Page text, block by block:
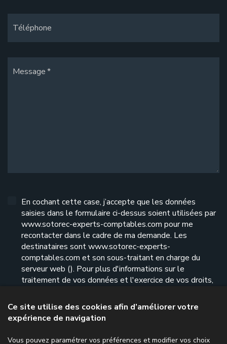
Téléphone
Message
En cochant cette case, j’accepte que les données
saisies dans le formulaire ci-dessus soient utilisées par
www.sotorec-experts-comptables.com pour me
recontacter dans le cadre de ma demande. Les
destinataires sont www.sotorec-experts-
comptables.com et son sous-traitant en charge du
serveur web (). Pour plus d'informations sur le
traitement de vos données et l'exercice de vos droits,
Envoyer le formulaire
Ce site utilise des cookies afin d’améliorer votre
expérience de navigation
Vous pouvez paramétrer vos préférences et modifier vos choix